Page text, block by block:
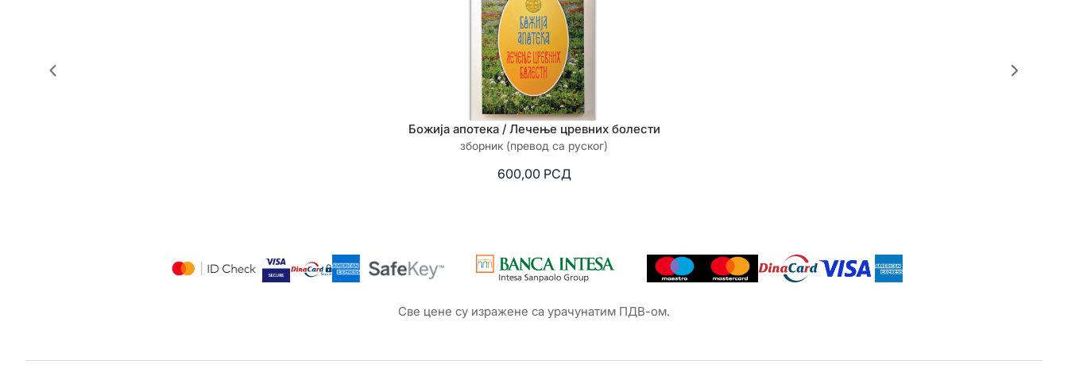
Божија апотека / Лечење цревних болести
зборник (превод са руског)
600,00 РСД
Све цене су изражене са урачунатим ПДВ-ом.